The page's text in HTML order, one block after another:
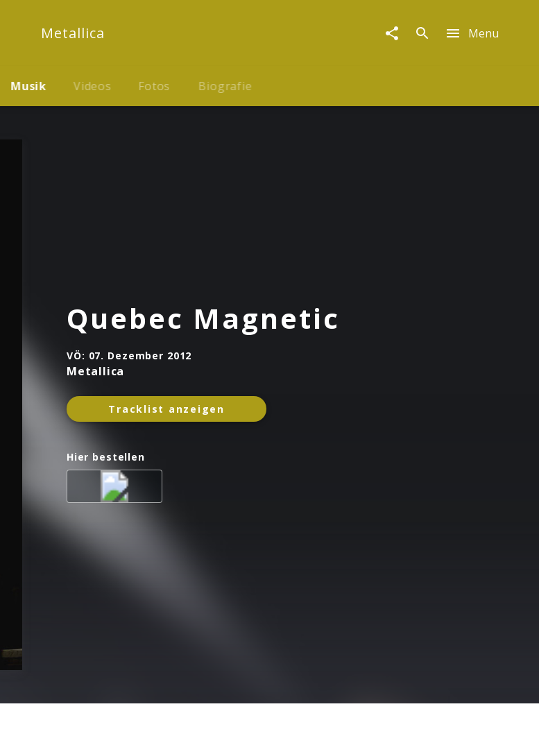
Metallica Menu
Musik Videos Fotos Biografie
Quebec Magnetic
VÖ: 07. Dezember 2012
Metallica
Tracklist anzeigen
Hier bestellen